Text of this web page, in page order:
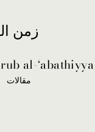
زمن
al-‘abathiyya
مقالات